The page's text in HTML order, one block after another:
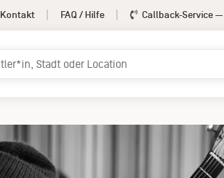
Kontakt FAQ / Hilfe Callback-Service —